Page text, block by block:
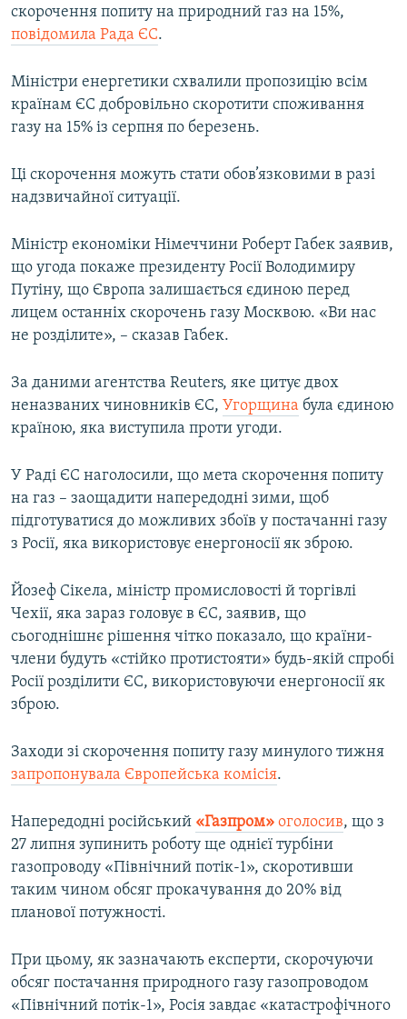
скорочення попиту на природний газ на 15%,
повідомила Рада ЄС.
Міністри енергетики схвалили пропозицію всім
країнам ЄС добровільно скоротити споживання
газу на 15% із серпня по березень.
Ці скорочення можуть стати обов’язковими в разі
надзвичайної ситуації.
Міністр економіки Німеччини Роберт Габек заявив,
що угода покаже президенту Росії Володимиру
Путіну, що Європа залишається єдиною перед
лицем останніх скорочень газу Москвою. «Ви нас
не розділите», – сказав Габек.
За даними агентства Reuters, яке цитує двох
неназваних чиновників ЄС, Угорщина була єдиною
країною, яка виступила проти угоди.
​У Раді ЄС наголосили, що мета скорочення попиту
на газ – заощадити напередодні зими, щоб
підготуватися до можливих збоїв у постачанні газу
з Росії, яка використовує енергоносії як зброю.
Йозеф Сікела, міністр промисловості й торгівлі
Чехії, яка зараз головує в ЄС, заявив, що
сьогоднішнє рішення чітко показало, що країни-
члени будуть «стійко протистояти» будь-якій спробі
Росії розділити ЄС, використовуючи енергоносії як
зброю.
Заходи зі скорочення попиту газу минулого тижня
запропонувала Європейська комісія.
Напередодні російський «Газпром» оголосив, що з
27 липня зупинить роботу ще однієї турбіни
газопроводу «Північний потік-1», скоротивши
таким чином обсяг прокачування до 20% від
планової потужності.
При цьому, як зазначають експерти, скорочуючи
обсяг постачання природного газу газопроводом
«Північний потік-1», Росія завдає «катастрофічного